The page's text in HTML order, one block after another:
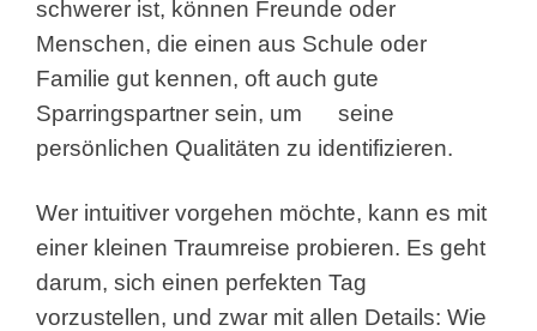
schwerer ist, können Freunde oder
Menschen, die einen aus Schule oder
Familie gut kennen, oft auch gute
Sparringspartner sein, um
seine
persönlichen Qualitäten zu identifizieren.
Wer intuitiver vorgehen möchte, kann es mit
einer kleinen Traumreise probieren. Es geht
darum, sich einen perfekten Tag
vorzustellen, und zwar mit allen Details: Wie